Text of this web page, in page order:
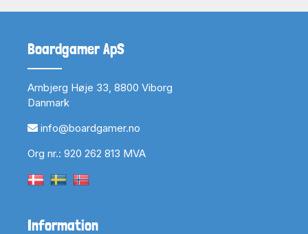
Boardgamer ApS
Arnbjerg Høje 33, 8800 Viborg
Danmark
info@boardgamer.no
Org nr.: 920 262 813 MVA
Information